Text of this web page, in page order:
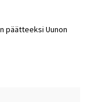
päätteeksi Uunon